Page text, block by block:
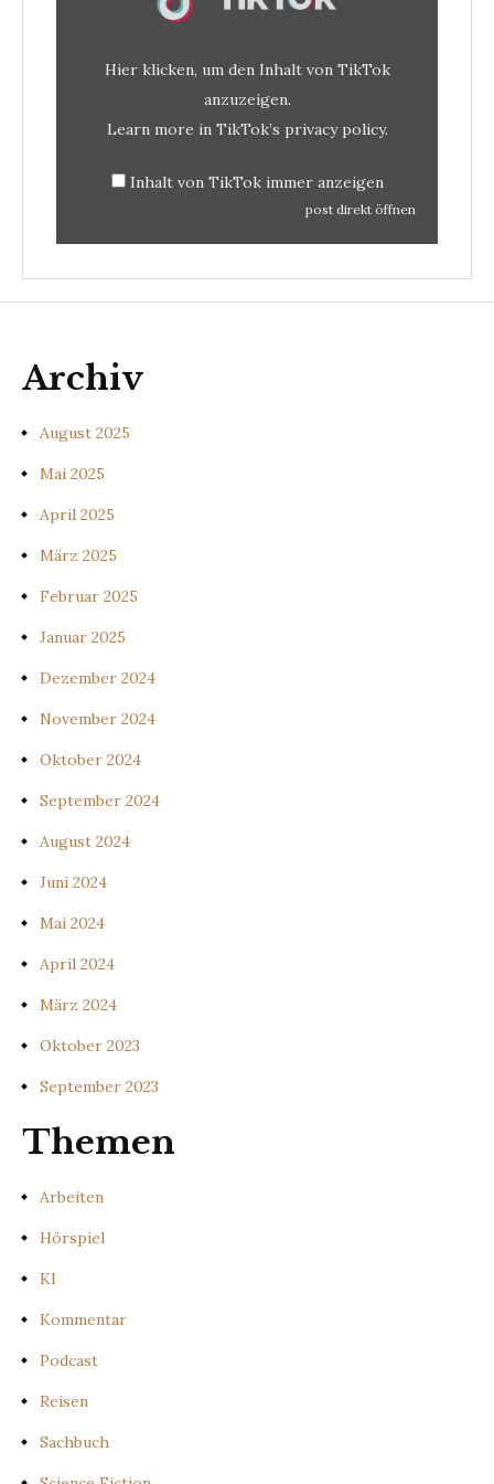
Hier klicken, um den Inhalt von TikTok
anzuzeigen.
Learn more in TikTok’s privacy policy.
Inhalt von TikTok immer anzeigen
post direkt öffnen
Archiv
August 2025
Mai 2025
April 2025
März 2025
Februar 2025
Januar 2025
Dezember 2024
November 2024
Oktober 2024
September 2024
August 2024
Juni 2024
Mai 2024
April 2024
März 2024
Oktober 2023
September 2023
Themen
Arbeiten
Hörspiel
KI
Kommentar
Podcast
Reisen
Sachbuch